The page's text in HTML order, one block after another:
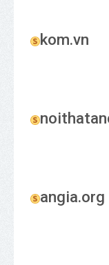
kom.vn
angia.org